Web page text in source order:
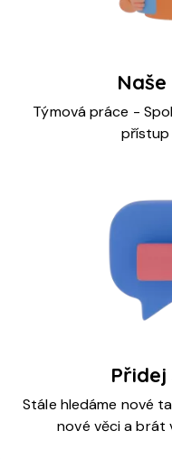
Týmová práce -
Přidej
Stále hledáme nové
nové věci a brát